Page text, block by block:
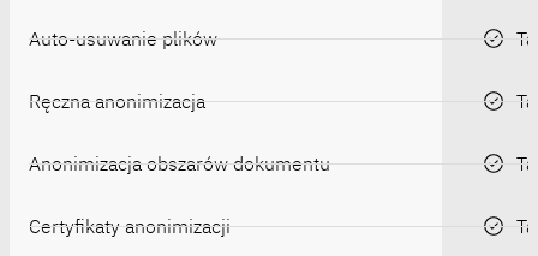
Auto-usuwanie plików
Ręczna anonimizacja
Anonimizacja obszarów dokumentu
Certyfikaty anonimizacji